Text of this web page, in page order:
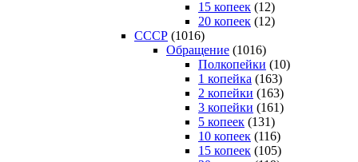
15 копеек (12)
20 копеек (12)
СССР (1016)
Обращение (1016)
Полкопейки (10)
1 копейка (163)
2 копейки (163)
3 копейки (161)
5 копеек (131)
10 копеек (116)
15 копеек (105)